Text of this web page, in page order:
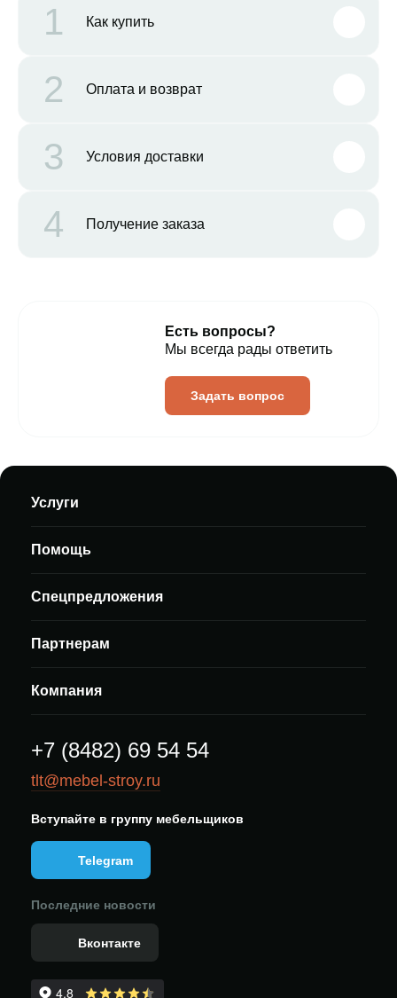
1 Как купить
2 Оплата и возврат
3 Условия доставки
4 Получение заказа
Есть вопросы?
Мы всегда рады ответить
Задать вопрос
Услуги
Помощь
Спецпредложения
Партнерам
Компания
+7 (8482) 69 54 54
tlt@mebel-stroy.ru
Вступайте в группу мебельщиков
Telegram
Последние новости
Вконтакте